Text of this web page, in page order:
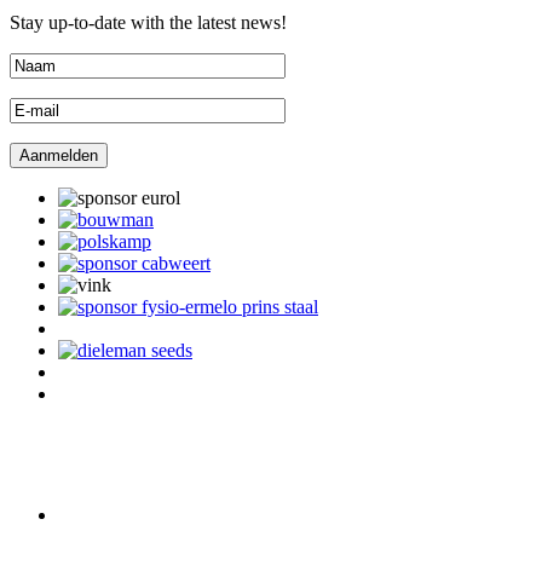
Stay up-to-date with the latest news!